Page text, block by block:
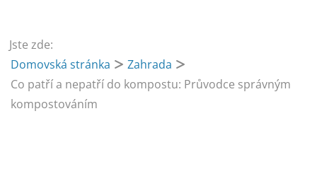
Jste zde:
Domovská stránka
Zahrada
Co patří a nepatří do kompostu: Průvodce správným
kompostováním